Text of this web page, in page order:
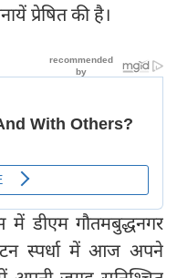
प्रेषित की है।
में डीएम गौतमबुद्धनगर
स्पर्धा में आज अपने